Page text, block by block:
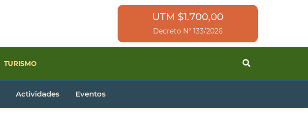
UTM $1.700,00
Decreto N° 133/2026
TURISMO
Actividades Eventos